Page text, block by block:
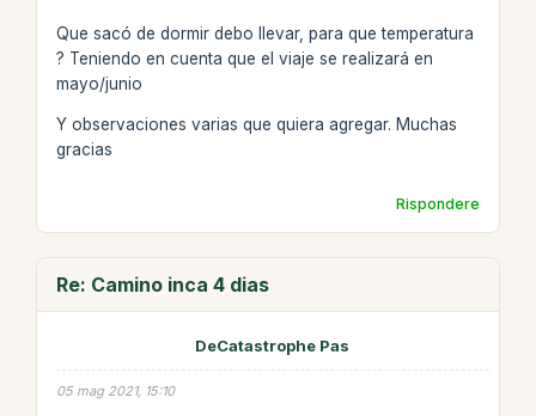
Que sacó de dormir debo llevar, para que temperatura
? Teniendo en cuenta que el viaje se realizará en
mayo/junio
Y observaciones varias que quiera agregar. Muchas
gracias
Rispondere
Re: Camino inca 4 dias
DeCatastrophe Pas
05 mag 2021, 15:10